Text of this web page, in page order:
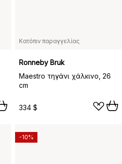
Κατόπιν παραγγελίας
Ronneby Bruk
Maestro τηγάνι χάλκινο, 26
cm
334 $
-10%